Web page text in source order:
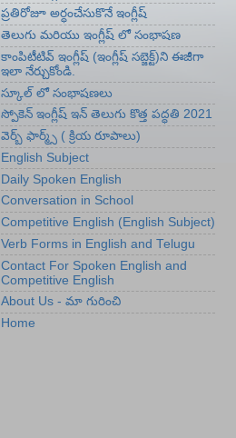
ప్రతిరోజూ అర్ధంచేసుకొనే ఇంగ్లీష్
తెలుగు మరియు ఇంగ్లీష్ లో సంభాషణ
కాంపిటీటివ్ ఇంగ్లీష్ (ఇంగ్లీష్ సబ్జెక్ట్)ని ఈజీగా
ఇలా నేర్చుకోండి.
స్కూల్ లో సంభాషణలు
స్పోకెన్ ఇంగ్లీష్ ఇన్ తెలుగు కొత్త పద్ధతి 2021
వెర్బ్ ఫార్మ్స్ ( క్రియ రూపాలు)
English Subject
Daily Spoken English
Conversation in School
Competitive English (English Subject)
Verb Forms in English and Telugu
Contact For Spoken English and
Competitive English
About Us - మా గురించి
Home